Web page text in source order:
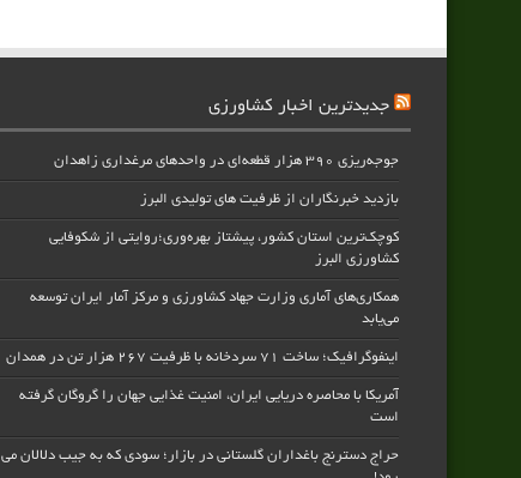
جدیدترین اخبار کشاورزی
جوجه‌ریزی ۳۹۰ هزار قطعه‌ای در واحدهای مرغداری زاهدان
بازدید خبرنگاران از ظرفیت های تولیدی البرز
کوچک‌ترین استان کشور، پیشتاز بهره‌وری؛روایتی از شکوفایی
کشاورزی البرز
همکاری‌های آماری وزارت جهاد کشاورزی و مرکز آمار ایران توسعه
می‌یابد
اینفوگرافیک؛ ساخت ۷۱ سردخانه با ظرفیت ۲۶۷ هزار تن در همدان
آمریکا با محاصره دریایی ایران، امنیت غذایی جهان را گروگان گرفته
است
حراج دسترنج باغداران گلستانی در بازار؛ سودی که به جیب دلالان می